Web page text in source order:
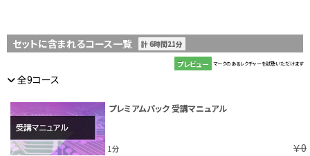
セットに含まれるコース一覧 計 6時間21分
プレビュー マークのあるレクチャーを試聴いただけます
全9コース
プレミアムパック 受講マニュアル
1分 ￥0